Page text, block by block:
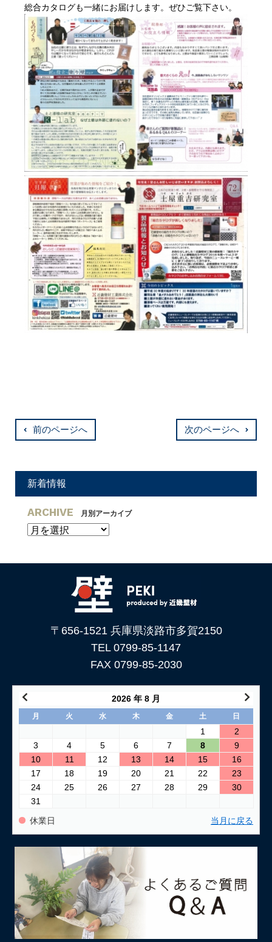
総合カタログも一緒にお届けします。ぜひご覧下さい。
前のページへ 次のページへ
新着情報
ARCHIVE 月別アーカイブ
〒656-1521 兵庫県淡路市多賀2150
TEL 0799-85-1147
FAX 0799-85-2030
2026 年 8 月
月 火 水 木 金 土 日
1
2
3
4 5 6 7 8
9
10
11 12 13 14 15
16
17
18 19 20 21 22
23
24
25 26 27 28 29
30
31
休業日 当月に戻る